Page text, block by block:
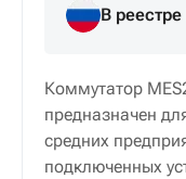
В
Коммутатор
предназначен
средних
подключенных